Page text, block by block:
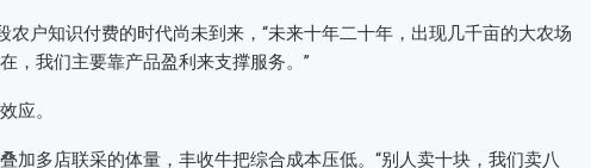
农户知识付费的时代尚未到来，“未来十年二十年，出现几千亩的大农场
，我们主要靠产品盈利来支撑服务。”
应。
加多店联采的体量，丰收牛把综合成本压低。“别人卖十块，我们卖八